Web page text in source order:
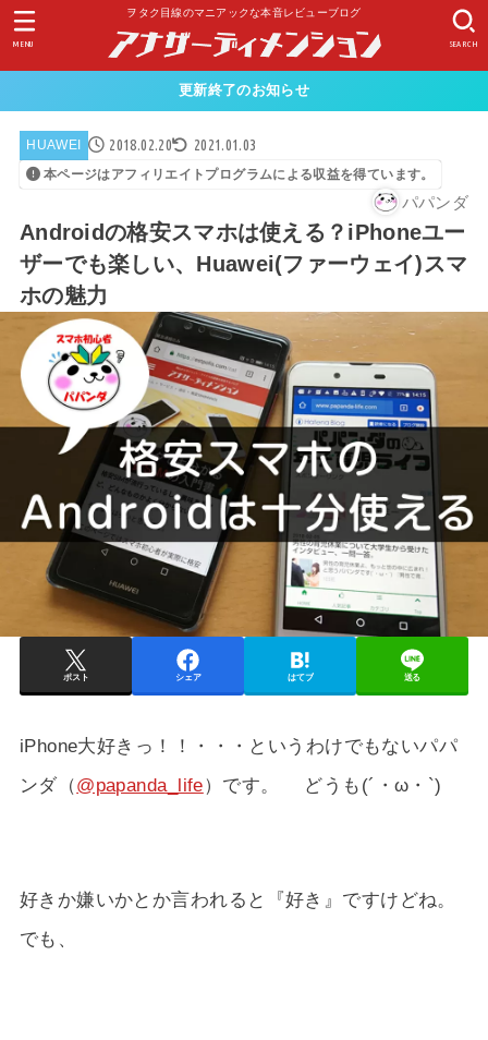
ヲタク目線のマニアックな本音レビューブログ
SEARCH
MENU
更新終了のお知らせ
HUAWEI 2018.02.20 2021.01.03
本ページはアフィリエイトプログラムによる収益を得ています。
パパンダ
Androidの格安スマホは使える？iPhoneユー
ザーでも‎楽しい、Huawei(ファーウェイ)スマ
ホの魅力
ポスト シェア はてブ 送る
iPhone大好きっ！！・・・というわけでもないパパ
ンダ（@papanda_life）です。 どうも(´・ω・`)
好きか嫌いかとか言われると『好き』ですけどね。
でも、